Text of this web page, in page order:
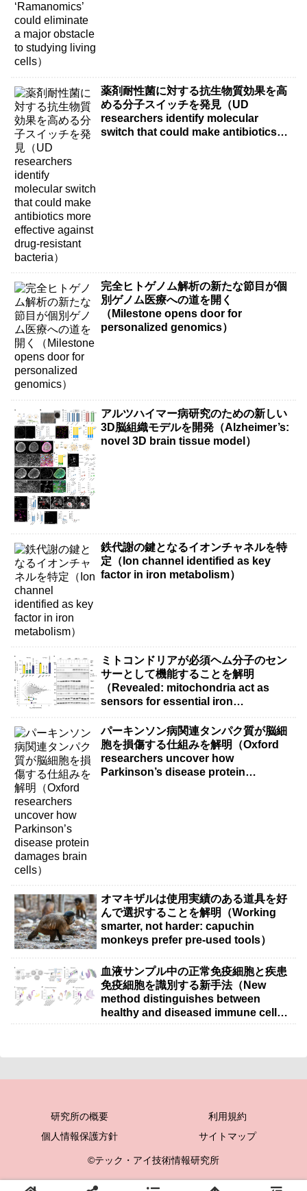
薬剤耐性菌に対する抗生物質効果を高
める分子スイッチを発見（UD
researchers identify molecular
switch that could make antibiotics
完全ヒトゲノム解析の新たな節目が個
別ゲノム医療への道を開く
（Milestone opens door for
personalized genomics）
アルツハイマー病研究のための新しい
3D脳組織モデルを開発（Alzheimer’s:
novel 3D brain tissue model）
鉄代謝の鍵となるイオンチャネルを特
定（Ion channel identified as key
factor in iron metabolism）
ミトコンドリアが必須ヘム分子のセン
サーとして機能することを解明
（Revealed: mitochondria act as
sensors for essential iron
パーキンソン病関連タンパク質が脳細
胞を損傷する仕組みを解明（Oxford
researchers uncover how
Parkinson’s disease protein
オマキザルは使用実績のある道具を好
んで選択することを解明（Working
smarter, not harder: capuchin
monkeys prefer pre-used tools）
血液サンプル中の正常免疫細胞と疾患
免疫細胞を識別する新手法（New
method distinguishes between
healthy and diseased immune cells
研究所の概要
利用規約
個人情報保護方針
サイトマップ
©テック・アイ技術情報研究所